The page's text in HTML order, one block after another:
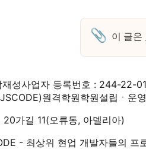
📎 이 글은
성사업자 등록번호 : 244-22-
원격학원학원설립ㆍ운
가길 11(오류동, 아델리아)
- 최상위 현업 개발자들의 프